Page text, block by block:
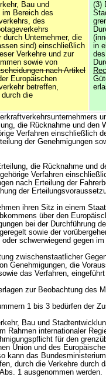
Bau und
Bereich des
des
Unternehmer, die
sind) einschließlich
Verkehre und zur
sowie von
nach Artikel
Europäischen
betreffen,
die
(3)
in
die Rücknahme und den
Verfahren einschließlich
der Genehmigungen
die Rücknahme und
Verfahren
nach Erteilung der
der
ihren Sitz in einem
über den
bei der Durchführung
sowie der
schwerwiegend gegen
zwischenstaatlicher
Genehmigungen, die
das Verfahren, eingeführt
zur Beobachtung des
1 bis 3 bedürfen der
Bau und
Rahmen internationaler
für den
Union und des
kann das
durch die Verkehre
1 ausgenommen werden.